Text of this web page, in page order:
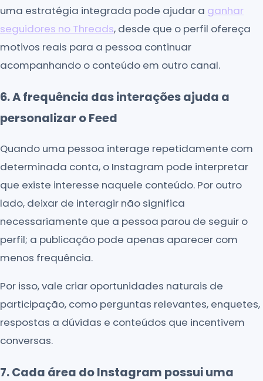
uma estratégia integrada pode ajudar a ganhar
seguidores no Threads, desde que o perfil ofereça
motivos reais para a pessoa continuar
acompanhando o conteúdo em outro canal.
6. A frequência das interações ajuda a
personalizar o Feed
Quando uma pessoa interage repetidamente com
determinada conta, o Instagram pode interpretar
que existe interesse naquele conteúdo. Por outro
lado, deixar de interagir não significa
necessariamente que a pessoa parou de seguir o
perfil; a publicação pode apenas aparecer com
menos frequência.
Por isso, vale criar oportunidades naturais de
participação, como perguntas relevantes, enquetes,
respostas a dúvidas e conteúdos que incentivem
conversas.
7. Cada área do Instagram possui uma